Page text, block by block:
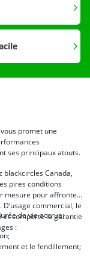
promet une
ses principaux atouts.
blackcircles Canada,
pires conditions
mesure pour affronter
commercial, le
et comporte la garantie
:
de vie accrue;
et le fendillement;